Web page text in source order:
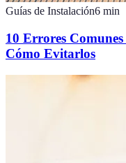
Guías de Instalación6 min
10 Errores
Cómo Evitarlos